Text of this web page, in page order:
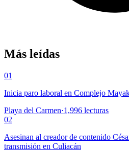
Más leídas
01
Inicia paro laboral en Complejo
Playa del Carmen·1,996 lecturas
02
Asesinan al creador de contenido
transmisión en Culiacán